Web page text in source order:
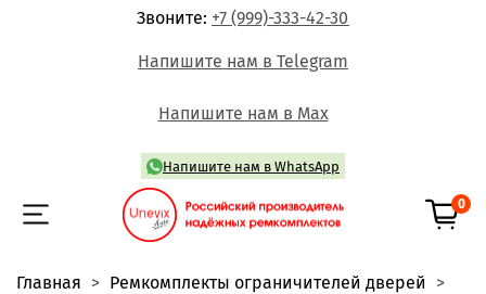
Звоните: +7 (999)-333-42-30
Напишите нам в Telegram
Напишите нам в Max
Напишите нам в WhatsApp
0
Главная
Ремкомплекты ограничителей дверей